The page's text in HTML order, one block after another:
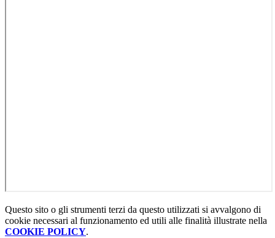
Questo sito o gli strumenti terzi da questo utilizzati si avvalgono di
cookie necessari al funzionamento ed utili alle finalità illustrate nella
COOKIE POLICY.